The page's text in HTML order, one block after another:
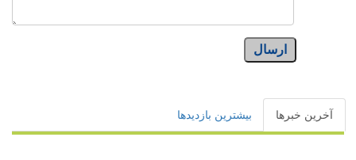
ارسال
آخرین خبرها بیشترین بازدیدها